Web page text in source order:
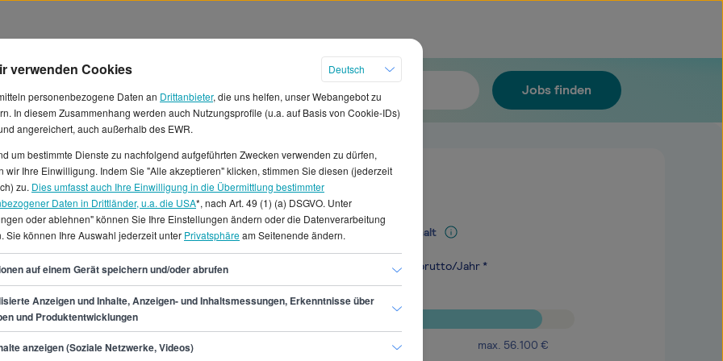
Jobs finden
bist, mit einem
Stundenlohn beläuft sich
3.866 € verdienen.*
€ und 56.100 €.Für
in Bielefeld 0
auch für Teilzeitstellen oder
in Bielefeld
fündig.
Mediangehalt
46.400 € brutto/Jahr *
max. 56.100 €
verwenden Cookies
Deutsch
personenbezogene Daten an Drittanbieter, die uns helfen, unser Webangebot zu
In diesem Zusammenhang werden auch Nutzungsprofile (u.a. auf Basis von Cookie-IDs)
angereichert, auch außerhalb des EWR.
um bestimmte Dienste zu nachfolgend aufgeführten Zwecken verwenden zu dürfen,
wir Ihre Einwilligung. Indem Sie "Alle akzeptieren" klicken, stimmen Sie diesen (jederzeit
zu. Dies umfasst auch Ihre Einwilligung in die Übermittlung bestimmter
Daten in Drittländer, u.a. die USA*, nach Art. 49 (1) (a) DSGVO. Unter
oder ablehnen" können Sie Ihre Einstellungen ändern oder die Datenverarbeitung
Sie können Ihre Auswahl jederzeit unter Privatsphäream Seitenende ändern.
auf einem Gerät speichern und/oder abrufen
Anzeigen und Inhalte, Anzeigen- und Inhaltsmessungen, Erkenntnisse über
und Produktentwicklungen
anzeigen (Soziale Netzwerke, Videos)